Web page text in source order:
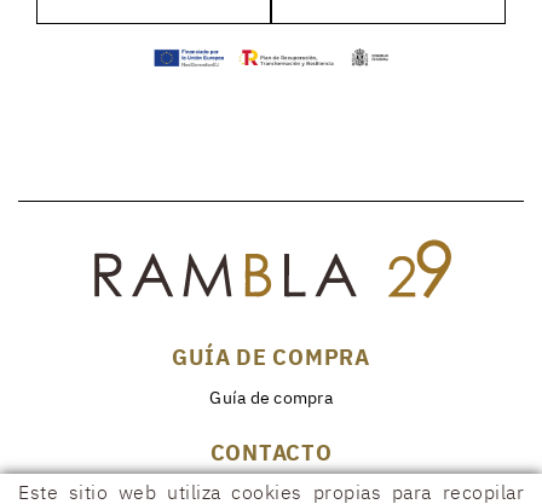
GUÍA DE COMPRA
Guía de compra
CONTACTO
Rambla, 29
Este sitio web utiliza cookies propias para recopilar